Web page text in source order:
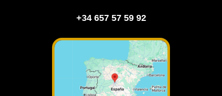
+34 657 57 59 92